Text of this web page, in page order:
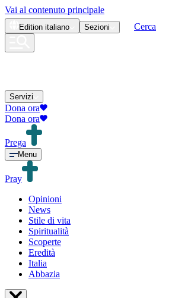
Vai al contenuto principale
Edition italiano Sezioni Cerca
Servizi
Dona ora
Dona ora
Prega
Menu
Pray
Opinioni
News
Stile di vita
Spiritualità
Scoperte
Eredità
Italia
Abbazia